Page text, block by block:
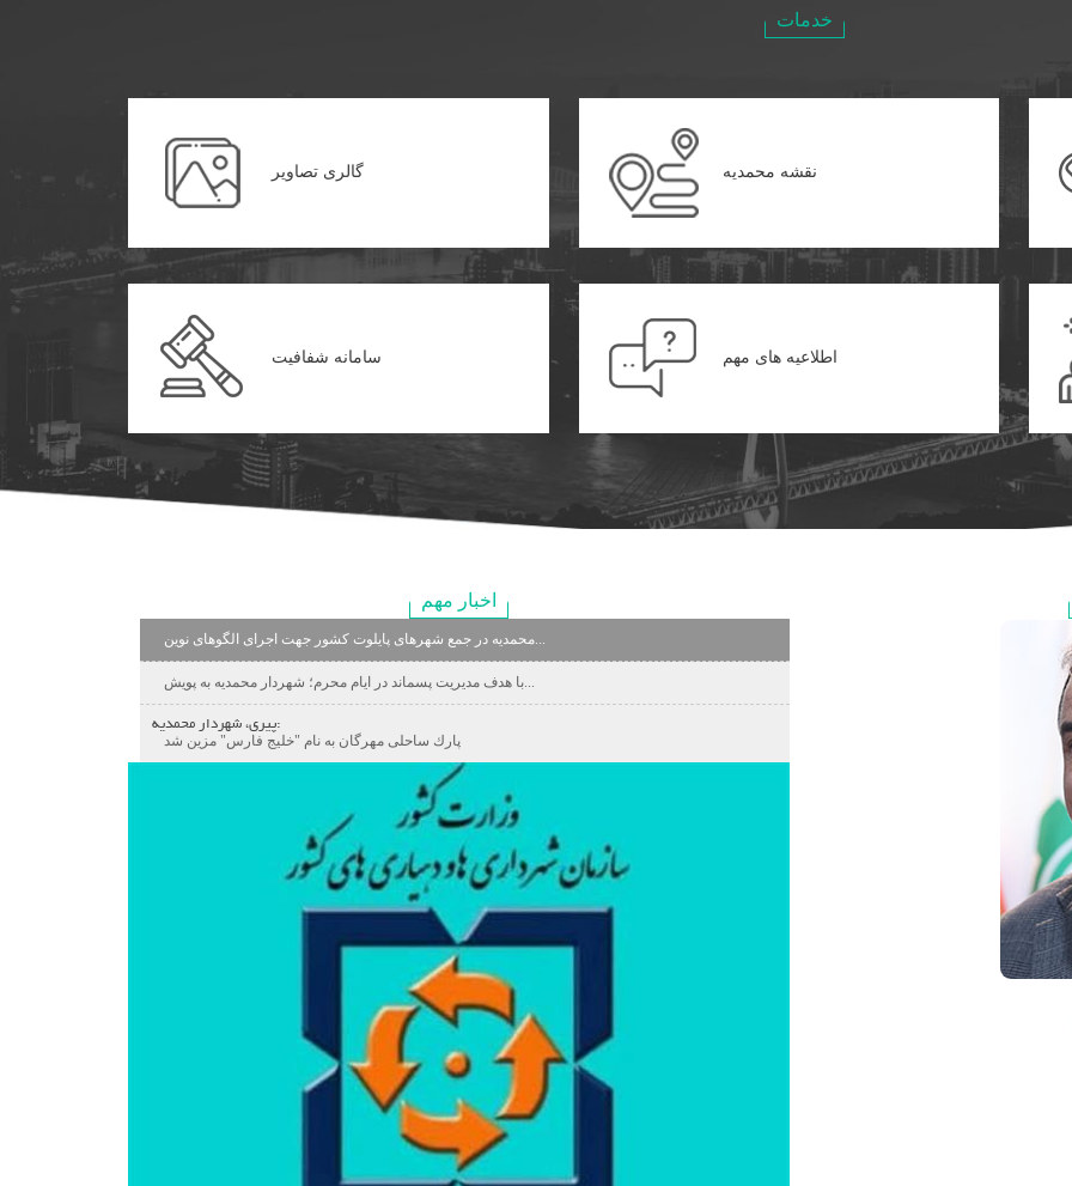
خدمات
گالری تصاویر نقشه محمدیه
سامانه شفافیت اطلاعیه های مهم
اخبار مهم
محمدیه در جمع شهرهای پایلوت كشور جهت اجرای الگوهای نوین...
با هدف مدیریت پسماند در ایام محرم؛ شهردار محمدیه به پویش...
پیری، شهردار محمدیه:
پارك ساحلی مهرگان به نام "خلیج فارس" مزین شد